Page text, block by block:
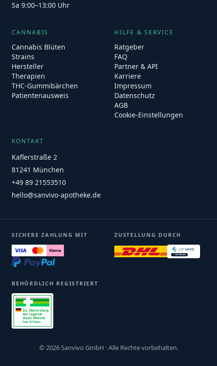
Sa 9:00–13:00 Uhr
CANNABIS
Cannabis Blüten
Strains
Hersteller
Therapien
THC-Gummibärchen
Patientenausweis
HILFE & SERVICE
Ratgeber
FAQ
Partner & API
Karriere
Impressum
Datenschutz
AGB
Cookie-Einstellungen
KONTAKT
Kaflerstraße 2
81241 München
+49 89 21553510
hello@sanvivo-apotheke.de
SICHERE ZAHLUNG MIT ZUSTELLUNG DURCH
BEHÖRDLICH REGISTRIERT
© 2026 Sanvivo GmbH · Alle Rechte vorbehalten.